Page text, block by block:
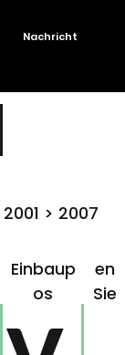
Nachricht
Einbaup
os
en
Sie
2001 > 2007